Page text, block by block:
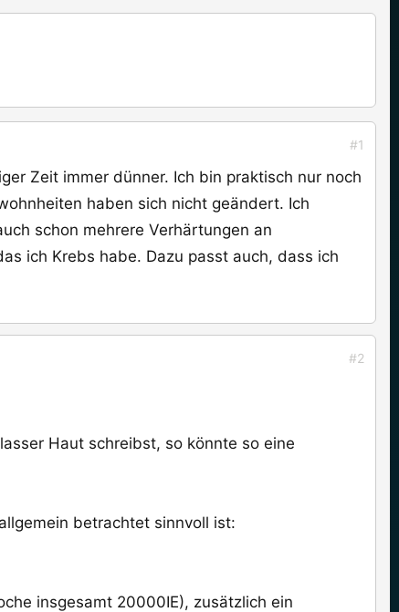
#1
Zeit immer dünner. Ich bin praktisch nur noch
haben sich nicht geändert. Ich
schon mehrere Verhärtungen an
ich Krebs habe. Dazu passt auch, dass ich
#2
Haut schreibst, so könnte so eine
betrachtet sinnvoll ist:
insgesamt 20000IE), zusätzlich ein